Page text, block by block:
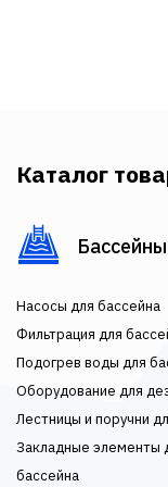
Каталог
Бассейны
Насосы для бассейна
Фильтрация для
Подогрев воды для
Оборудование для
Лестницы и поручни
Закладные элементы
бассейна